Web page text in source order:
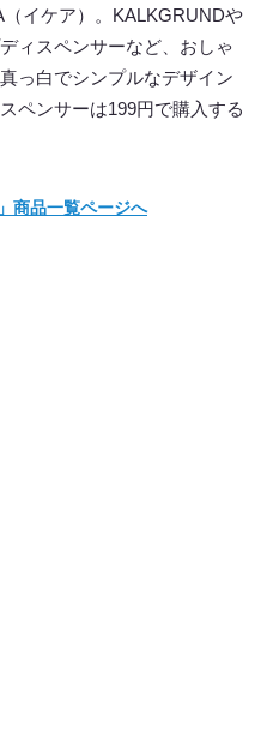
イケア）。KALKGRUNDや
ィスペンサーなど、おしゃ
っ白でシンプルなデザイン
ペンサーは199円で購入する
商品一覧ページへ